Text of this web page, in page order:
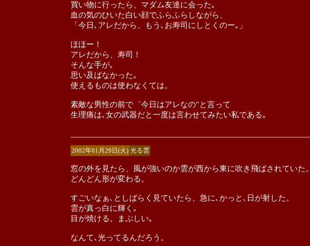
買い物に行ったら、マダム友達に会った｡
血の気のひいた白い顔でふらふらしながら、
「今日､アレだから、もう､お寿司にしとくのー｡」
ほほー！
アレだから、寿司！
そんな手が｡
思い及ばなかった｡
使えるものは使わなくては。
素敵な男性の前で゛今日はアレなの"と言って
生理痛は､女の武器だと一度は言わせてみたい私である｡
2002年01月29日(火) 光る雲
窓の外を見たら、風が強いのか雲が西から東に吹き飛ばされていた。
どんどん形が変わる。
すごいなぁ､としばらく見ていたら、急に､かっと､日が射した。
雲が真っ白に輝く｡
目が焼ける。まぶしい｡
なんて､光ってるんだろう。